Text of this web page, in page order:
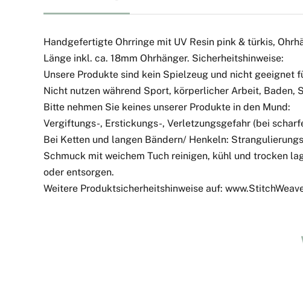
Handgefertigte Ohrringe mit UV Resin pink & türkis,
Länge inkl. ca. 18mm Ohrhänger. Sicherheitshinweise:
Unsere Produkte sind kein Spielzeug und nicht geeignet
Nicht nutzen während Sport, körperlicher Arbeit, Baden,
Bitte nehmen Sie keines unserer Produkte in den Mund:
Vergiftungs-, Erstickungs-, Verletzungsgefahr (bei
Bei Ketten und langen Bändern/ Henkeln:
Schmuck mit weichem Tuch reinigen, kühl und trocken
oder entsorgen.
Weitere Produktsicherheitshinweise auf: